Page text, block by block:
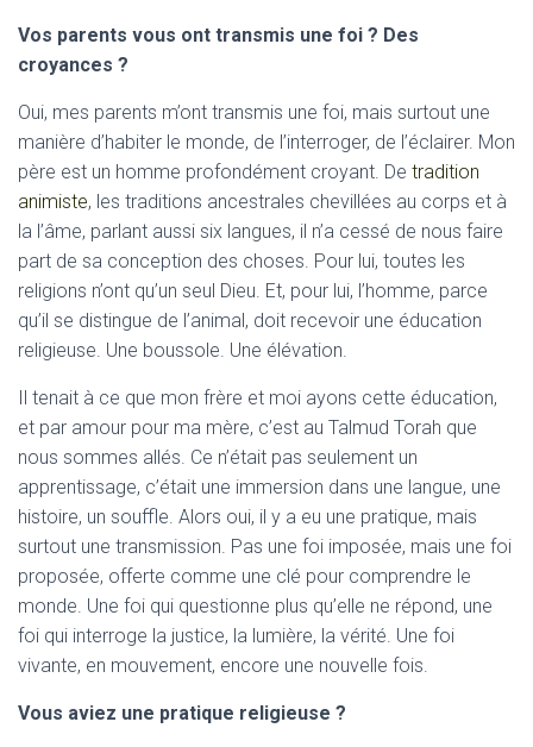
Vos parents vous ont transmis une foi ? Des
croyances ?
Oui, mes parents m’ont transmis une foi, mais surtout une
manière d’habiter le monde, de l’interroger, de l’éclairer. Mon
père est un homme profondément croyant. De tradition
animiste, les traditions ancestrales chevillées au corps et à
la l’âme, parlant aussi six langues, il n’a cessé de nous faire
part de sa conception des choses. Pour lui, toutes les
religions n’ont qu’un seul Dieu. Et, pour lui, l’homme, parce
qu’il se distingue de l’animal, doit recevoir une éducation
religieuse. Une boussole. Une élévation.
Il tenait à ce que mon frère et moi ayons cette éducation,
et par amour pour ma mère, c’est au Talmud Torah que
nous sommes allés. Ce n’était pas seulement un
apprentissage, c’était une immersion dans une langue, une
histoire, un souffle. Alors oui, il y a eu une pratique, mais
surtout une transmission. Pas une foi imposée, mais une foi
proposée, offerte comme une clé pour comprendre le
monde. Une foi qui questionne plus qu’elle ne répond, une
foi qui interroge la justice, la lumière, la vérité. Une foi
vivante, en mouvement, encore une nouvelle fois.
Vous aviez une pratique religieuse ?